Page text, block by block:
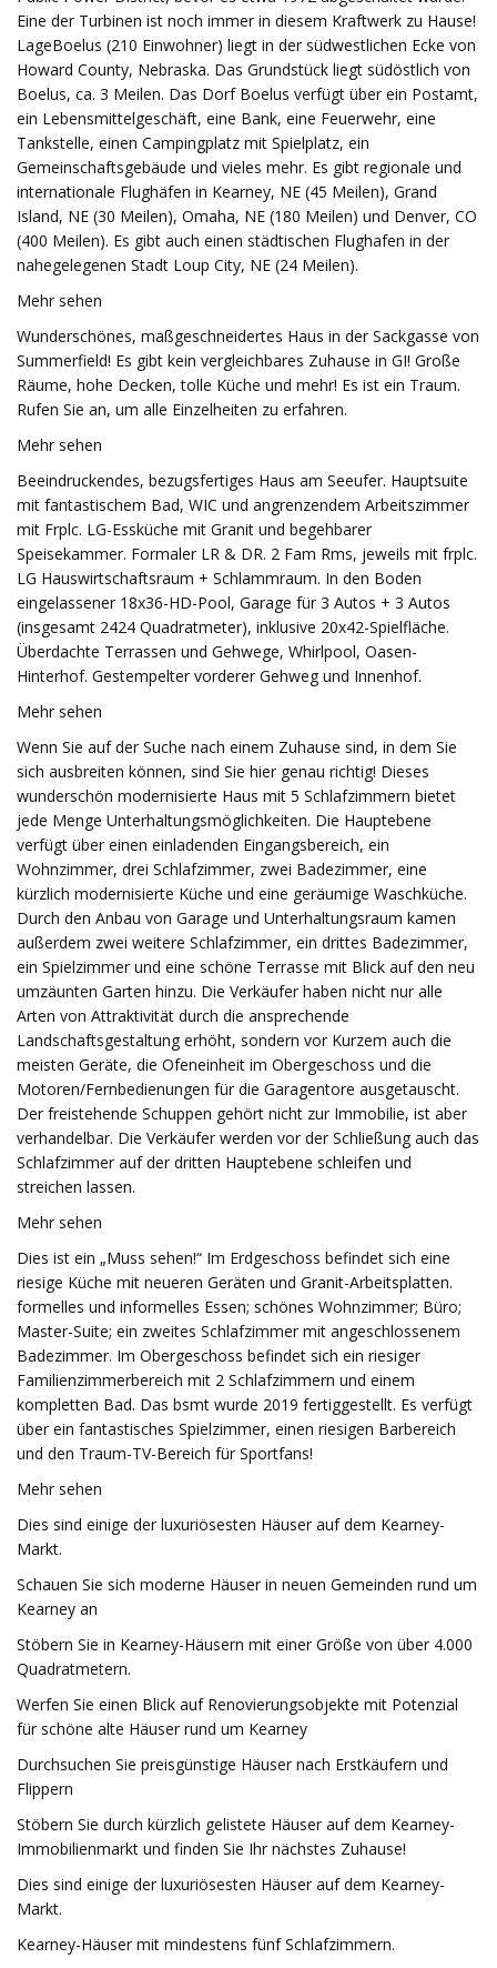
Eine der Turbinen ist noch immer in diesem Kraftwerk zu Hause!
LageBoelus (210 Einwohner) liegt in der südwestlichen Ecke von
Howard County, Nebraska. Das Grundstück liegt südöstlich von
Boelus, ca. 3 Meilen. Das Dorf Boelus verfügt über ein Postamt,
ein Lebensmittelgeschäft, eine Bank, eine Feuerwehr, eine
Tankstelle, einen Campingplatz mit Spielplatz, ein
Gemeinschaftsgebäude und vieles mehr. Es gibt regionale und
internationale Flughäfen in Kearney, NE (45 Meilen), Grand
Island, NE (30 Meilen), Omaha, NE (180 Meilen) und Denver, CO
(400 Meilen). Es gibt auch einen städtischen Flughafen in der
nahegelegenen Stadt Loup City, NE (24 Meilen).
Mehr sehen
Wunderschönes, maßgeschneidertes Haus in der Sackgasse von
Summerfield! Es gibt kein vergleichbares Zuhause in GI! Große
Räume, hohe Decken, tolle Küche und mehr! Es ist ein Traum.
Rufen Sie an, um alle Einzelheiten zu erfahren.
Mehr sehen
Beeindruckendes, bezugsfertiges Haus am Seeufer. Hauptsuite
mit fantastischem Bad, WIC und angrenzendem Arbeitszimmer
mit Frplc. LG-Essküche mit Granit und begehbarer
Speisekammer. Formaler LR & DR. 2 Fam Rms, jeweils mit frplc.
LG Hauswirtschaftsraum + Schlammraum. In den Boden
eingelassener 18x36-HD-Pool, Garage für 3 Autos + 3 Autos
(insgesamt 2424 Quadratmeter), inklusive 20x42-Spielfläche.
Überdachte Terrassen und Gehwege, Whirlpool, Oasen-
Hinterhof. Gestempelter vorderer Gehweg und Innenhof.
Mehr sehen
Wenn Sie auf der Suche nach einem Zuhause sind, in dem Sie
sich ausbreiten können, sind Sie hier genau richtig! Dieses
wunderschön modernisierte Haus mit 5 Schlafzimmern bietet
jede Menge Unterhaltungsmöglichkeiten. Die Hauptebene
verfügt über einen einladenden Eingangsbereich, ein
Wohnzimmer, drei Schlafzimmer, zwei Badezimmer, eine
kürzlich modernisierte Küche und eine geräumige Waschküche.
Durch den Anbau von Garage und Unterhaltungsraum kamen
außerdem zwei weitere Schlafzimmer, ein drittes Badezimmer,
ein Spielzimmer und eine schöne Terrasse mit Blick auf den neu
umzäunten Garten hinzu. Die Verkäufer haben nicht nur alle
Arten von Attraktivität durch die ansprechende
Landschaftsgestaltung erhöht, sondern vor Kurzem auch die
meisten Geräte, die Ofeneinheit im Obergeschoss und die
Motoren/Fernbedienungen für die Garagentore ausgetauscht.
Der freistehende Schuppen gehört nicht zur Immobilie, ist aber
verhandelbar. Die Verkäufer werden vor der Schließung auch das
Schlafzimmer auf der dritten Hauptebene schleifen und
streichen lassen.
Mehr sehen
Dies ist ein „Muss sehen!“ Im Erdgeschoss befindet sich eine
riesige Küche mit neueren Geräten und Granit-Arbeitsplatten.
formelles und informelles Essen; schönes Wohnzimmer; Büro;
Master-Suite; ein zweites Schlafzimmer mit angeschlossenem
Badezimmer. Im Obergeschoss befindet sich ein riesiger
Familienzimmerbereich mit 2 Schlafzimmern und einem
kompletten Bad. Das bsmt wurde 2019 fertiggestellt. Es verfügt
über ein fantastisches Spielzimmer, einen riesigen Barbereich
und den Traum-TV-Bereich für Sportfans!
Mehr sehen
Dies sind einige der luxuriösesten Häuser auf dem Kearney-
Markt.
Schauen Sie sich moderne Häuser in neuen Gemeinden rund um
Kearney an
Stöbern Sie in Kearney-Häusern mit einer Größe von über 4.000
Quadratmetern.
Werfen Sie einen Blick auf Renovierungsobjekte mit Potenzial
für schöne alte Häuser rund um Kearney
Durchsuchen Sie preisgünstige Häuser nach Erstkäufern und
Flippern
Stöbern Sie durch kürzlich gelistete Häuser auf dem Kearney-
Immobilienmarkt und finden Sie Ihr nächstes Zuhause!
Dies sind einige der luxuriösesten Häuser auf dem Kearney-
Markt.
Kearney-Häuser mit mindestens fünf Schlafzimmern.